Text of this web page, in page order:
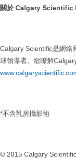
關於Calgary Scientific
Calgary Scientific是網絡
球領導者。欲瞭解
*不含乳房攝影術
© 2015 Calgary